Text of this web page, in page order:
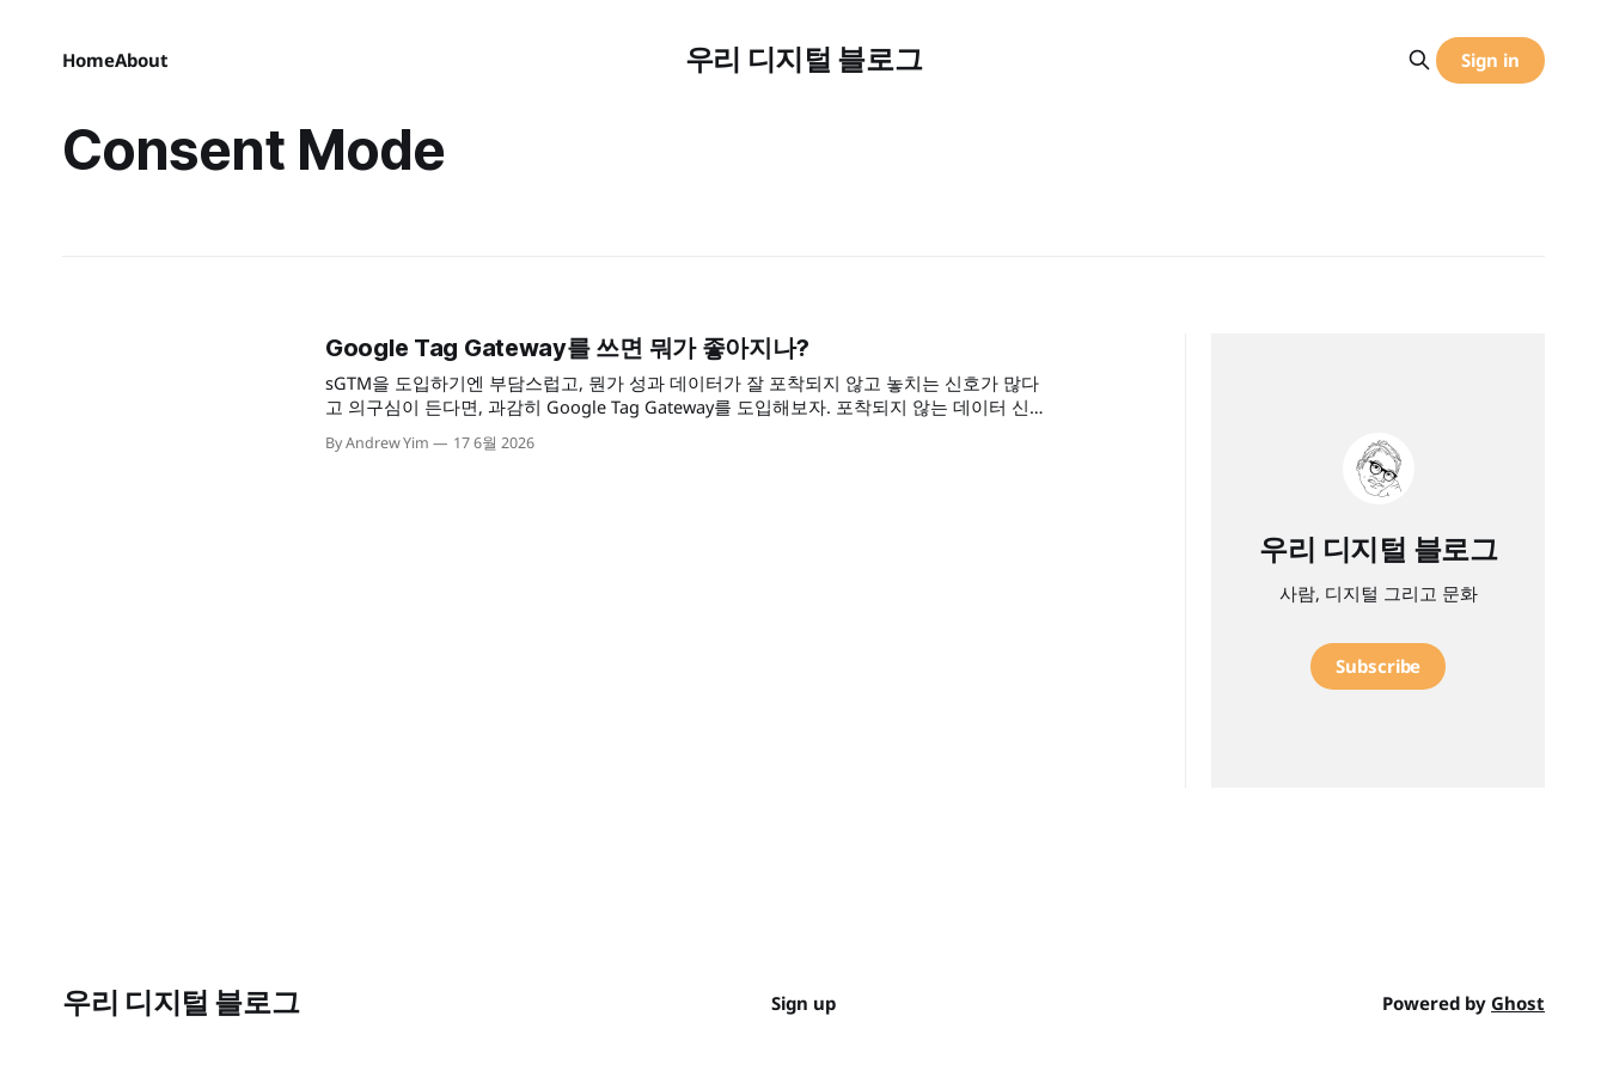
우리 디지털 블로그
HomeAbout Sign in
Consent Mode
Google Tag Gateway를 쓰면 뭐가 좋아지나?
sGTM을 도입하기엔 부담스럽고, 뭔가 성과 데이터가 잘 포착되지 않고 놓치는 신호가 많다
고 의구심이 든다면, 과감히 Google Tag Gateway를 도입해보자. 포착되지 않는 데이터 신
호를 모두 해결할수 있는 건 아니지만, 3자 쿠키 제한이나 광고 차단 앱 등을 통해 놓치던 사
용자 액션을 어느 정도는 복구할수 있을 것이다.
By Andrew Yim 17 6월 2026
우리 디지털 블로그
사람, 디지털 그리고 문화
Subscribe
우리 디지털 블로그 Sign up Powered by Ghost